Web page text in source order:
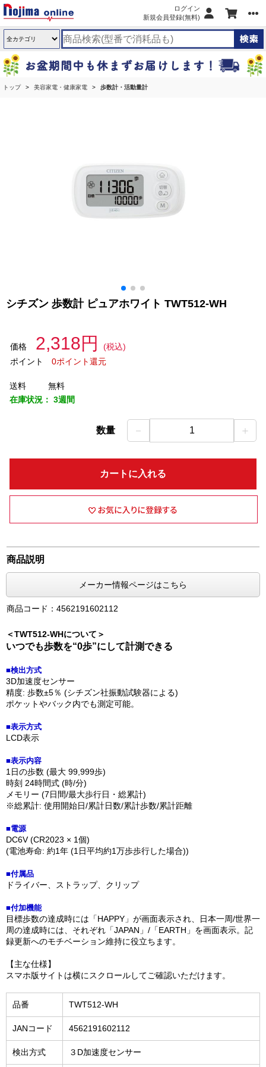
ログイン
新規会員登録(無料)
トップ 美容家電・健康家電 歩数計・活動量計
シチズン 歩数計 ピュアホワイト TWT512-WH
価格 2,318円
(税込)
ポイント
0ポイント還元
送料
無料
在庫状況： 3週間
数量 － 1 ＋
カートに入れる
商品説明
メーカー情報ページはこちら
商品コード：4562191602112
＜TWT512-WHについて＞
いつでも歩数を“0歩”にして計測できる
■検出方式
3D加速度センサー
精度: 歩数±5％ (シチズン社振動試験器による)
ポケットやバック内でも測定可能。
■表示方式
LCD表示
■表示内容
1日の歩数 (最大 99,999歩)
時刻 24時間式 (時/分)
メモリー (7日間/最大歩行日・総累計)
※総累計: 使用開始日/累計日数/累計歩数/累計距離
■電源
DC6V (CR2023 × 1個)
(電池寿命: 約1年 (1日平均約1万歩歩行した場合))
■付属品
ドライバー、ストラップ、クリップ
■付加機能
目標歩数の達成時には「HAPPY」が画面表示され、日本一周/世界一
周の達成時には、それぞれ「JAPAN」/「EARTH」を画面表示。記
録更新へのモチベーション維持に役立ちます。
【主な仕様】
スマホ版サイトは横にスクロールしてご確認いただけます。
品番 TWT512-WH
JANコード 4562191602112
検出方式 ３D加速度センサー